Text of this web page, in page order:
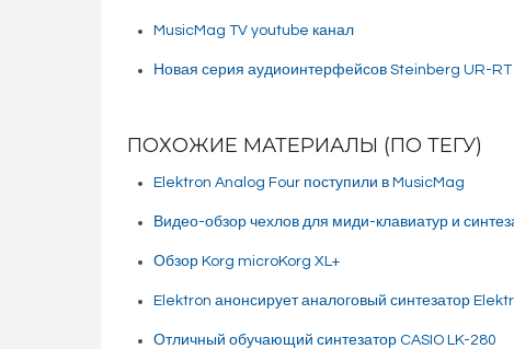
MusicMag TV youtube канал
Новая серия аудиоинтерфейсов Steinberg UR-
ПОХОЖИЕ МАТЕРИАЛЫ (ПО ТЕГУ)
Elektron Analog Four поступили в MusicMag
Видео-обзор чехлов для миди-клавиатур и
Обзор Korg microKorg XL+
Elektron анонсирует аналоговый синтезатор
Отличный обучающий синтезатор CASIO LK-280